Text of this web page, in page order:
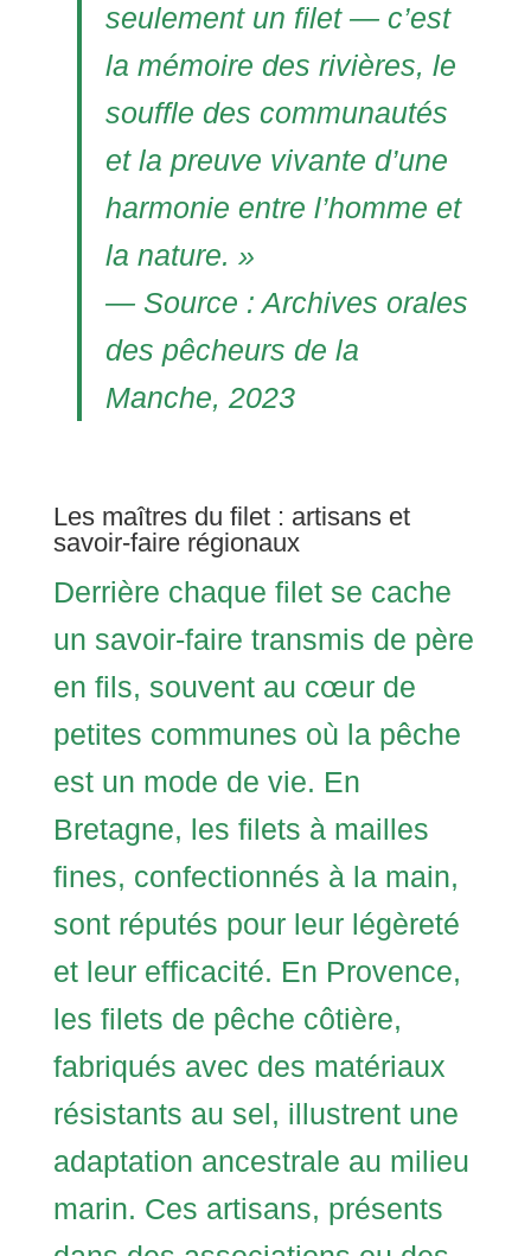
seulement un filet — c’est
la mémoire des rivières, le
souffle des communautés
et la preuve vivante d’une
harmonie entre l’homme et
la nature. »
— Source : Archives orales
des pêcheurs de la
Manche, 2023
Les maîtres du filet : artisans et
savoir-faire régionaux
Derrière chaque filet se cache
un savoir-faire transmis de père
en fils, souvent au cœur de
petites communes où la pêche
est un mode de vie. En
Bretagne, les filets à mailles
fines, confectionnés à la main,
sont réputés pour leur légèreté
et leur efficacité. En Provence,
les filets de pêche côtière,
fabriqués avec des matériaux
résistants au sel, illustrent une
adaptation ancestrale au milieu
marin. Ces artisans, présents